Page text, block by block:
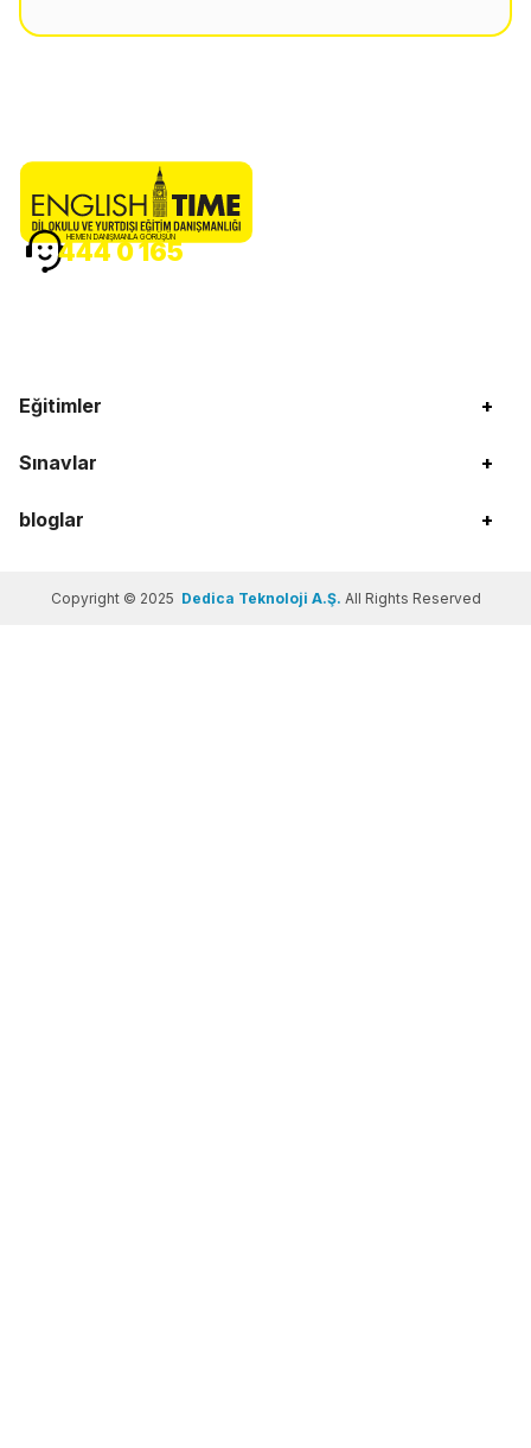
Eğitimler +
Sınavlar +
bloglar +
HEMEN DANIŞMANLA GÖRÜŞÜN
444 0 165
Copyright © 2025 Dedica Teknoloji A.Ş. All Rights Reserved